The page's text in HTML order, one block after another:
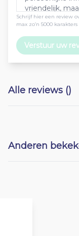
Schrijf hier een review
max zo’n 5000 karakters
Verstuur uw
Alle reviews ()
Anderen